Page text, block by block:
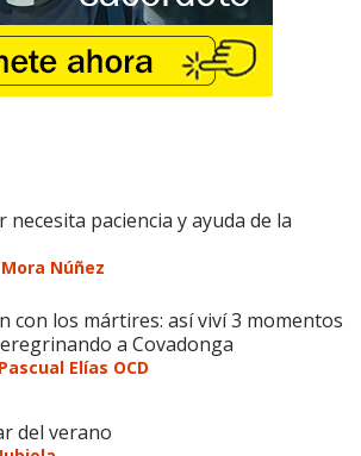
necesita paciencia y ayuda de la
Núñez
con los mártires: así viví 3 momentos
a Covadonga
Elías OCD
del verano